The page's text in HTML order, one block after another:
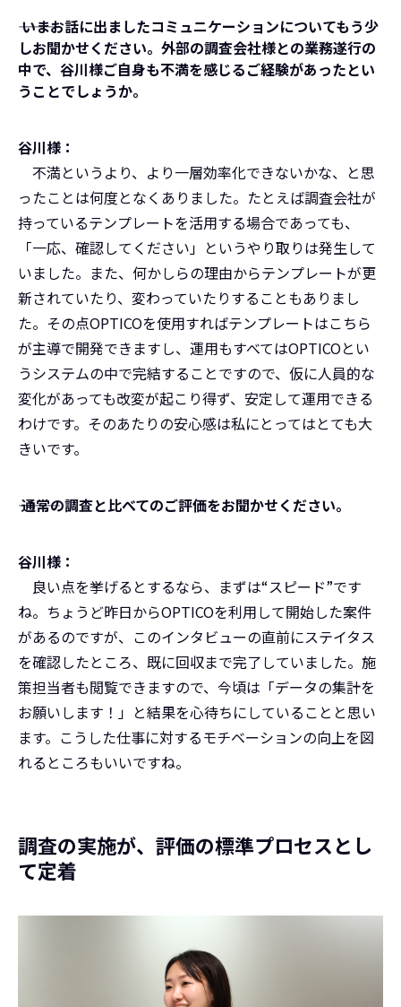
――― いまお話に出ましたコミュニケーションについてもう少
しお聞かせください。外部の調査会社様との業務遂行の
中で、谷川様ご自身も不満を感じるご経験があったとい
うことでしょうか。
谷川様：
不満というより、より一層効率化できないかな、と思
ったことは何度となくありました。たとえば調査会社が
持っているテンプレートを活用する場合であっても、
「一応、確認してください」というやり取りは発生して
いました。また、何かしらの理由からテンプレートが更
新されていたり、変わっていたりすることもありまし
た。その点OPTICOを使用すればテンプレートはこちら
が主導で開発できますし、運用もすべてはOPTICOとい
うシステムの中で完結することですので、仮に人員的な
変化があっても改変が起こり得ず、安定して運用できる
わけです。そのあたりの安心感は私にとってはとても大
きいです。
――― 通常の調査と比べてのご評価をお聞かせください。
谷川様：
良い点を挙げるとするなら、まずは“スピード”です
ね。ちょうど昨日からOPTICOを利用して開始した案件
があるのですが、このインタビューの直前にステイタス
を確認したところ、既に回収まで完了していました。施
策担当者も閲覧できますので、今頃は「データの集計を
お願いします！」と結果を心待ちにしていることと思い
ます。こうした仕事に対するモチベーションの向上を図
れるところもいいですね。
調査の実施が、評価の標準プロセスとし
て定着